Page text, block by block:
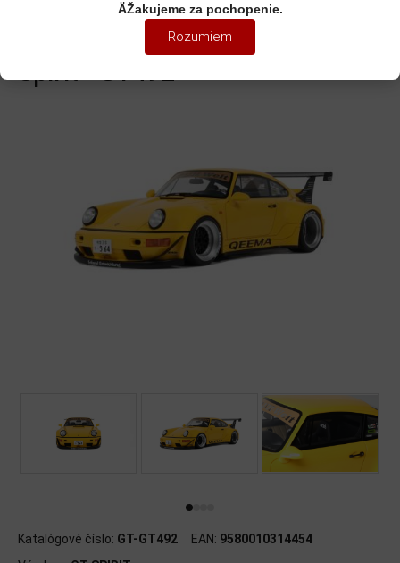
1:18 PORSCHE 911/964 RWB
QEEMA YELLOW 2024 - GT
Spirit - GT492
Katalógové číslo: GT-GT492 EAN: 9580010314454
ÄŽakujeme za pochopenie.
Rozumiem